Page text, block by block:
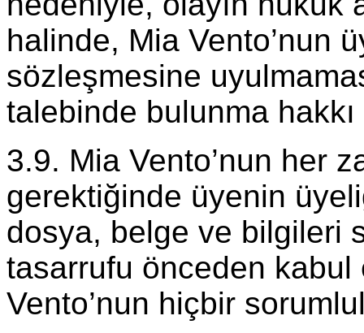
halinde, Mia Vento’nun
sözleşmesine
talebinde bulunma hakkı
3.9. Mia Vento’nun her
gerektiğinde üyenin
dosya, belge ve bilgileri
tasarrufu önceden
Vento’nun hiçbir